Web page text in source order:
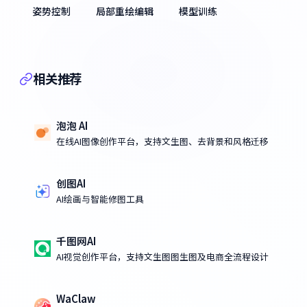
姿势控制
局部重绘编辑 模型训练
相关推荐
泡泡 AI
在线AI图像创作平台，支持文生图、去背景和风格迁移
创图AI
AI绘画与智能修图工具
千图网AI
AI视觉创作平台，支持文生图图生图及电商全流程设计
WaClaw